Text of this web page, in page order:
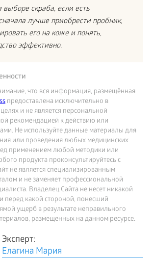
скраба, если есть
лучше приобрести пробник,
его на коже и понять,
эффективно.
что вся информация, размещённая
предоставлена исключительно в
и не является персональной
рекомендацией к действию или
Не используйте данные материалы для
или проведения любых медицинских
применением любой методики или
продукта проконсультируйтесь с
не является специализированным
и не заменяет профессиональной
Владелец Сайта не несет никакой
перед какой стороной, понесший
ущерб в результате неправильного
размещенных на данном ресурсе.
Эксперт:
Елагина Мария